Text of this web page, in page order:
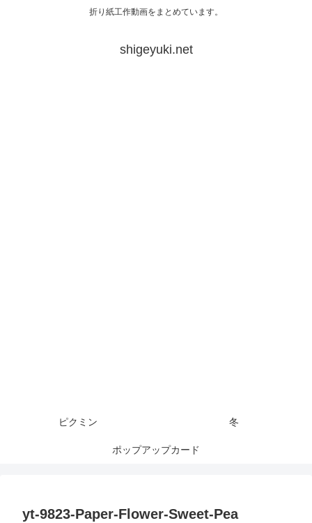
折り紙工作動画をまとめています。
shigeyuki.net
ピクミン 冬
ポップアップカード
yt-9823-Paper-Flower-Sweet-Pea